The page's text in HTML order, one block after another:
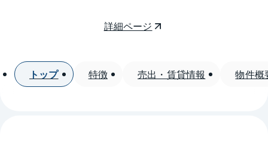
詳細ページ
トップ 特徴 売出・賃貸情報 物件概